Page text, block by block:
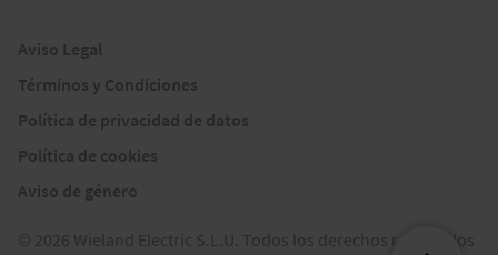
Aviso Legal
Términos y Condiciones
Política de privacidad de datos
Política de cookies
Aviso de género
© 2026 Wieland Electric S.L.U. Todos los derechos reservados